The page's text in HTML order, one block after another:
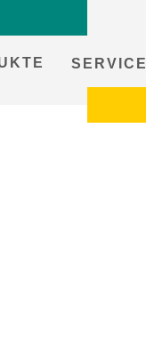
SERVICE